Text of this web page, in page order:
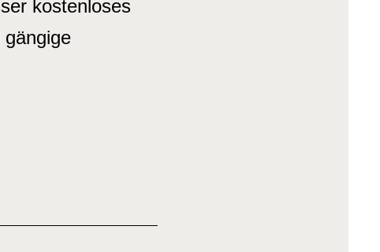
kostenloses